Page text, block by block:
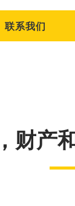
联系我们
财产